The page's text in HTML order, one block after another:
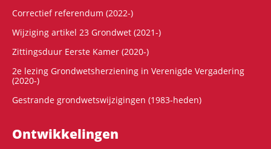
Correctief referendum (2022-)
Wijziging artikel 23 Grondwet (2021-)
Zittingsduur Eerste Kamer (2020-)
2e lezing Grondwetsherziening in Verenigde Vergadering
(2020-)
Gestrande grondwetswijzigingen (1983-heden)
Ontwikke­lingen